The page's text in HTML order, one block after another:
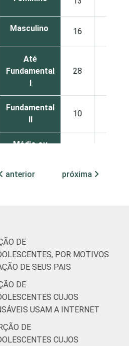
Masculino 16
Até
Fundamental
I
28
Fundamental
II
10
Médio ou
De 13 a 14
anos
13 23
De 15 a 17
anos
16
Até 1 SM
anterior próxima
DE
POR MOTIVOS
DE SEUS PAIS
DE
CUJOS
USAM A INTERNET
DE
CUJOS